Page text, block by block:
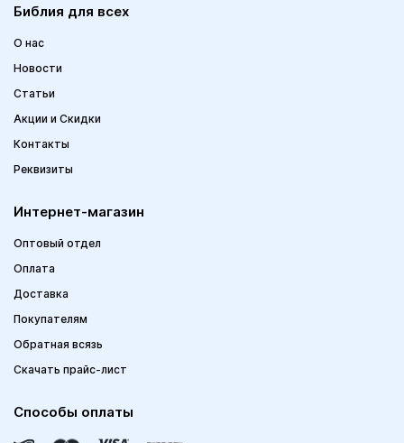
Библия для всех
О нас
Новости
Статьи
Акции и Скидки
Контакты
Реквизиты
Интернет-магазин
Оптовый отдел
Оплата
Доставка
Покупателям
Обратная всязь
Скачать прайс-лист
Способы оплаты